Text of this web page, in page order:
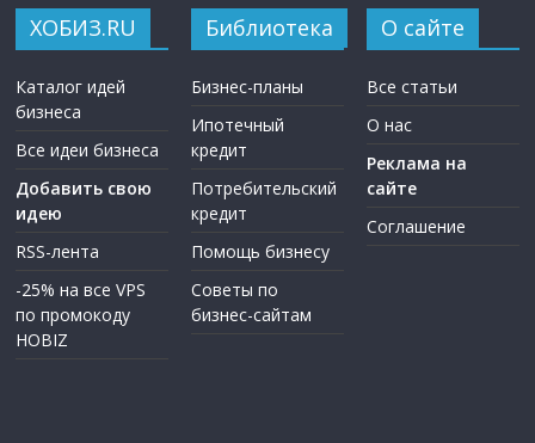
ХОБИЗ.RU
Каталог идей
бизнеса
Все идеи бизнеса
Добавить свою
идею
RSS-лента
-25% на все VPS
по промокоду
HOBIZ
Библиотека
Бизнес-планы
Ипотечный
кредит
Потребительский
кредит
Помощь бизнесу
Советы по
бизнес-сайтам
О сайте
Все статьи
О нас
Реклама на
сайте
Соглашение